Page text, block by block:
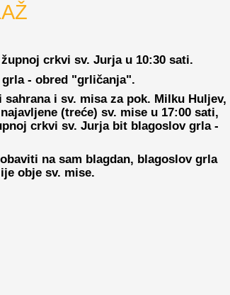
crkvi sv. Jurja u 10:30 sati.
- obred "grličanja".
i sv. misa za pok. Milku Huljev,
(treće) sv. mise u 17:00 sati,
crkvi sv. Jurja bit blagoslov grla -
na sam blagdan, blagoslov grla
obje sv. mise.